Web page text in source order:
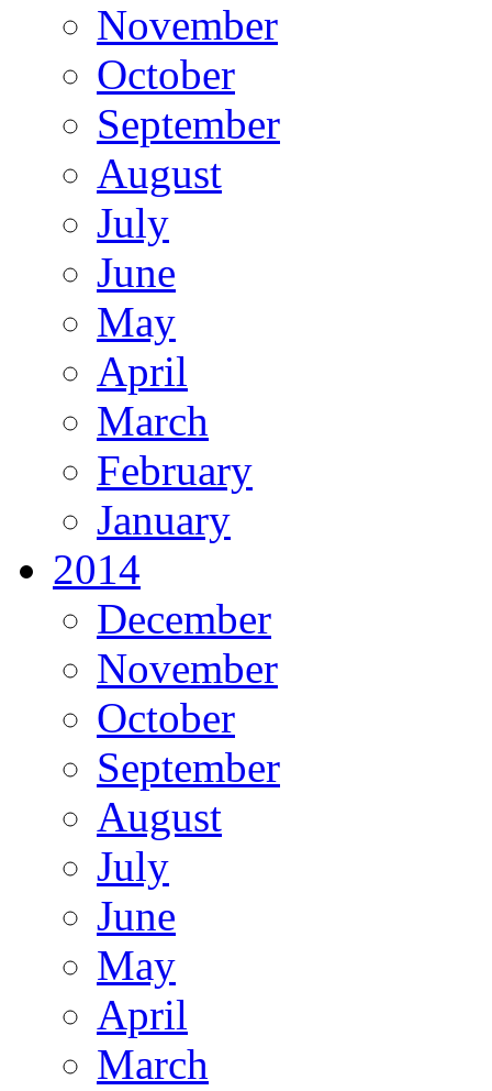
November
October
September
August
July
June
May
April
March
February
January
2014
December
November
October
September
August
July
June
May
April
March